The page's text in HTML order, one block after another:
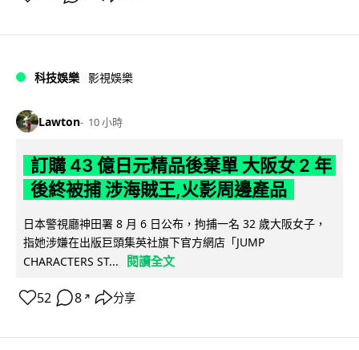
科技娛樂 影視娛樂
Lawton 10 小時
訂購 43 億日元精品後棄單 大阪女 2 年
後終被捕 涉海賊王,火影周邊產品
日本警視廳神田署 8 月 6 日公布，拘捕一名 32 歲大阪女子，
指她涉嫌在出版巨頭集英社旗下官方網店「JUMP
CHARACTERS ST...
閱讀全文
52 8 ↗ 分享